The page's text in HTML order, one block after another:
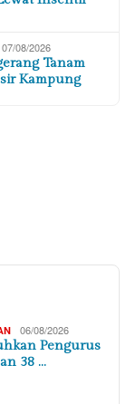
07/08/2026
Tanam
Kampung
06/08/2026
Pengurus
38 …